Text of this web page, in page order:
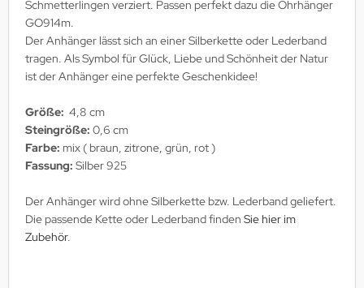
Schmetterlingen verziert. Passen perfekt dazu die Ohrhänger
GO914m.
Der Anhänger lässt sich an einer Silberkette oder Lederband
tragen. Als Symbol für Glück, Liebe und Schönheit der Natur
ist der Anhänger eine perfekte Geschenkidee!
Größe: 4,8 cm
Steingröße: 0,6 cm
Farbe: mix ( braun, zitrone, grün, rot )
Fassung: Silber 925
Der Anhänger wird ohne Silberkette bzw. Lederband geliefert.
Die passende Kette oder Lederband finden Sie hier im
Zubehör.